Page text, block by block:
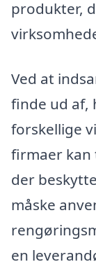
produkter,
Ved at
finde ud af,
forskellige
firmaer kan
der
måske
en